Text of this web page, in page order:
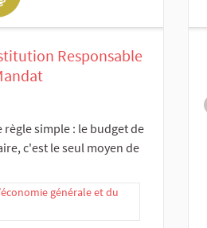
Responsable
règle simple : le budget de
c'est le seul moyen de
générale et du